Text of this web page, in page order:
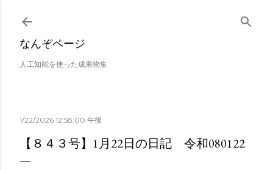
スキップしてメイン コンテンツに移動
なんぞページ
人工知能を使った成果物集
1/22/2026 12:58:00 午後
【８４３号】1月22日の日記 令和080122